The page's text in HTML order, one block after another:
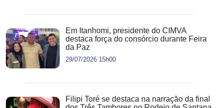
Em Itanhomi, presidente do CIMVA
destaca força do consórcio durante Feira
da Paz
29/07/2026 15h00
Filipi Toré se destaca na narração da final